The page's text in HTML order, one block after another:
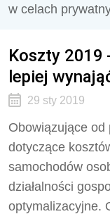
w celach
Koszty 2019
lepiej
29 sty 2019
Obowiązujące
dotyczące
samochodów
działalności
optymalizacyjne.